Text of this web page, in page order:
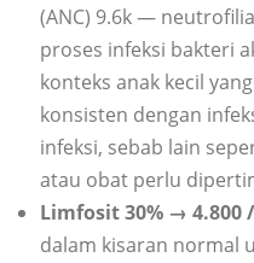
(ANC) 9.6k —
proses infeksi bakteri
konteks anak kecil
konsisten dengan
infeksi, sebab lain
atau obat perlu
Limfosit 30% → 4.800
dalam kisaran normal